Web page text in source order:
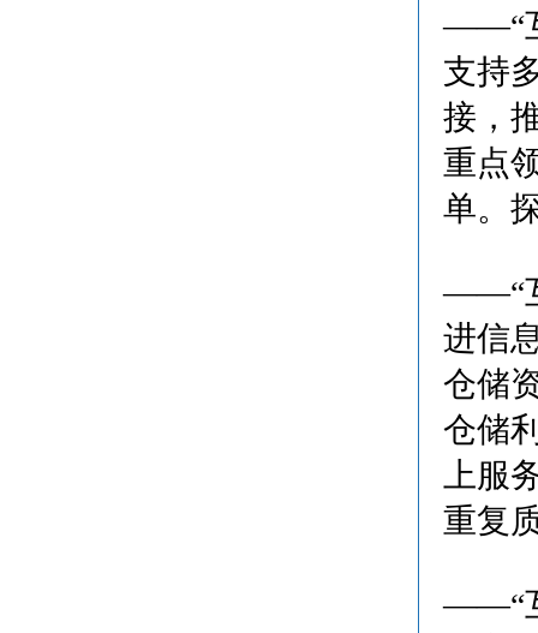
——“
支持
接，
重点
单。
——“
进信
仓储
仓储
上服
重复
——“